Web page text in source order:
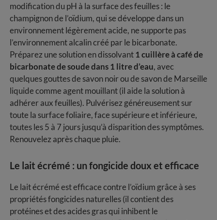
modification du pH à la surface des feuilles : le
champignon de l’oïdium, qui se développe dans un
environnement légèrement acide, ne supporte pas
l’environnement alcalin créé par le bicarbonate.
Préparez une solution en dissolvant1 cuillère à café de
bicarbonate de soude dans 1 litre d’eau, avec
quelques gouttes de savon noir ou de savon de Marseille
liquide comme agent mouillant (il aide la solution à
adhérer aux feuilles). Pulvérisez généreusement sur
toute la surface foliaire, face supérieure et inférieure,
toutes les 5 à 7 jours jusqu’à disparition des symptômes.
Renouvelez après chaque pluie.
Le lait écrémé : un fongicide doux et efficace
Le lait écrémé est efficace contre l’oïdium grâce à ses
propriétés fongicides naturelles (il contient des
protéines et des acides gras qui inhibent le